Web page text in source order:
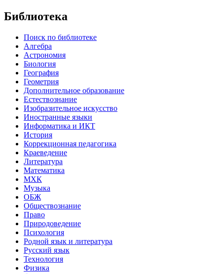
Библиотека
Поиск по библиотеке
Алгебра
Астрономия
Биология
География
Геометрия
Дополнительное образование
Естествознание
Изобразительное искусство
Иностранные языки
Информатика и ИКТ
История
Коррекционная педагогика
Краеведение
Литература
Математика
МХК
Музыка
ОБЖ
Обществознание
Право
Природоведение
Психология
Родной язык и литература
Русский язык
Технология
Физика